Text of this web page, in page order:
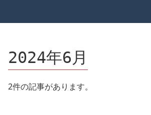
2024年6月
2件の記事があります。